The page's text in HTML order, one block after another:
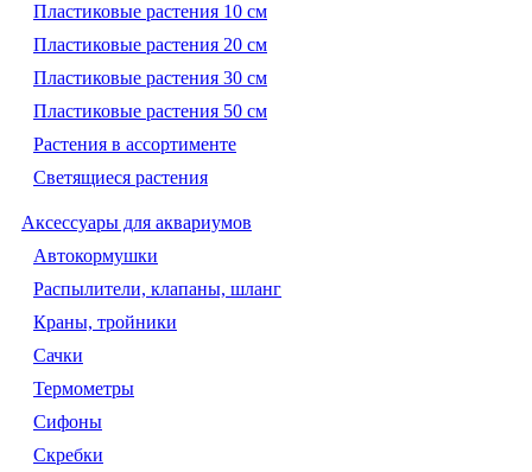
Пластиковые растения 10 см
Пластиковые растения 20 см
Пластиковые растения 30 см
Пластиковые растения 50 см
Растения в ассортименте
Светящиеся растения
Аксессуары для аквариумов
Автокормушки
Распылители, клапаны, шланг
Краны, тройники
Сачки
Термометры
Сифоны
Скребки